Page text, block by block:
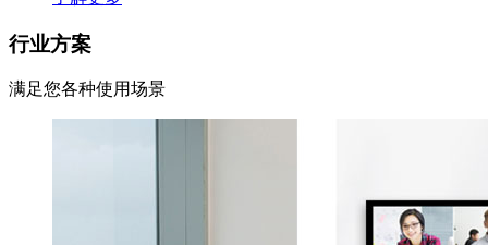
行业方案
满足您各种使用场景